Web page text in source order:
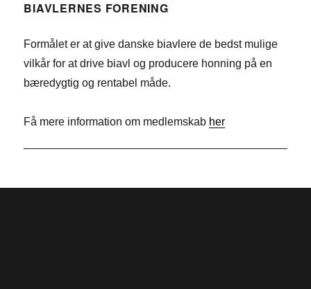
e
o
n
e
n
w
t
r
BIAVLERNES FORENING
Formålet er at give danske biavlere de bedst mulige
vilkår for at drive biavl og producere honning på en
bæredygtig og rentabel måde.
Få mere information om medlemskab her